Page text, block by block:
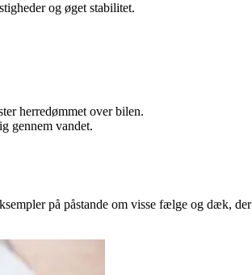
og øget stabilitet.
herredømmet over bilen.
gennem vandet.
på påstande om visse fælge og dæk,